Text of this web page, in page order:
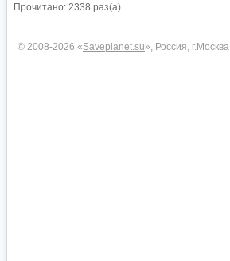
Прочитано: 2338 раз(а)
© 2008-2026 «Saveplanet.su», Россия, г.Москва